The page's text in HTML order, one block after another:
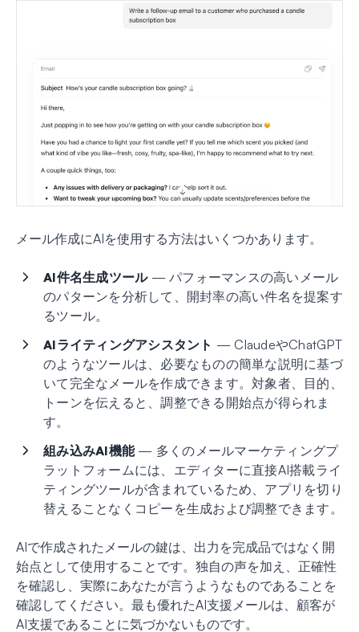
メール作成にAIを使用する方法はいくつかあります。
AI件名生成ツール— パフォーマンスの高いメール
のパターンを分析して、開封率の高い件名を提案す
るツール。
AIライティングアシスタント — ClaudeやChatGPT
のようなツールは、必要なものの簡単な説明に基づ
いて完全なメールを作成できます。対象者、目的、
トーンを伝えると、調整できる開始点が得られま
す。
組み込みAI機能— 多くのメールマーケティングプ
ラットフォームには、エディターに直接AI搭載ライ
ティングツールが含まれているため、アプリを切り
替えることなくコピーを生成および調整できます。
AIで作成されたメールの鍵は、出力を完成品ではなく開
始点として使用することです。独自の声を加え、正確性
を確認し、実際にあなたが言うようなものであることを
確認してください。最も優れたAI支援メールは、顧客が
AI支援であることに気づかないものです。